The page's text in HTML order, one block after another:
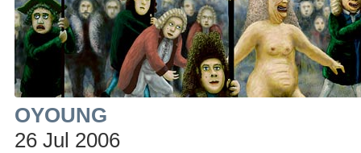
OYOUNG
26 Jul 2006